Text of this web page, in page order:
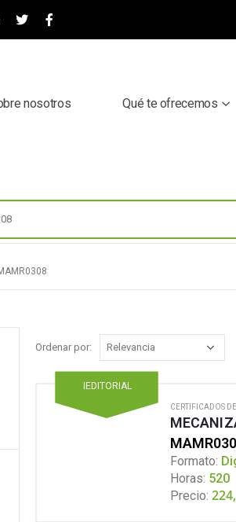
nosotros Qué te ofrecemos
Ordenar por:
IEDITORIAL
CERTIFICADOS
Formato:
Horas: 520
Precio: